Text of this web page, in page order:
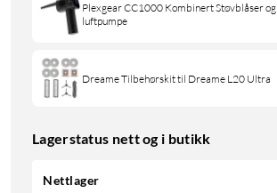
Plexgear CC1000 Kombinert Støvblåser og
luftpumpe
Dreame Tilbehørskit til Dreame L20 Ultra
Lagerstatus nett og i butikk
Nettlager